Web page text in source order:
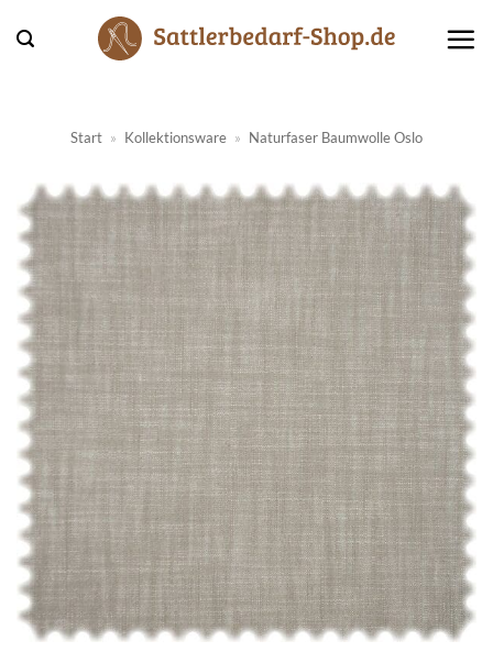
Inhalt
Start » Kollektionsware » Naturfaser Baumwolle Oslo